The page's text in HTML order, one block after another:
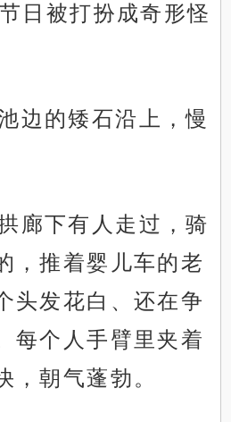
日被打扮成奇形怪
边的矮石沿上，慢
廊下有人走过，骑
，推着婴儿车的老
头发花白、还在争
每个人手臂里夹着
，朝气蓬勃。